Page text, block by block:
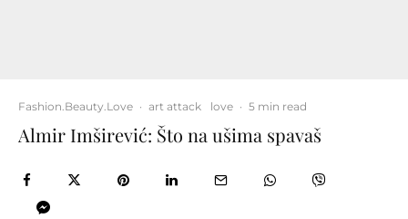
Fashion.Beauty.Love · art attack love · 5 min read
Almir Imširević: Što na ušima spavaš